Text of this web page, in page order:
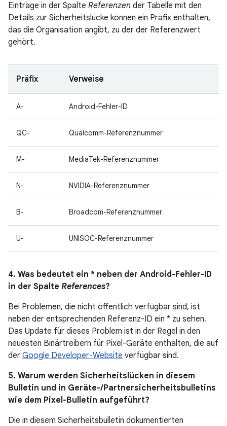
Einträge in der Spalte Referenzen der Tabelle mit den
Details zur Sicherheitslücke können ein Präfix enthalten,
das die Organisation angibt, zu der der Referenzwert
gehört.
Präfix Verweise
A- Android-Fehler-ID
QC- Qualcomm-Referenznummer
M- MediaTek-Referenznummer
N- NVIDIA-Referenznummer
B- Broadcom-Referenznummer
U- UNISOC-Referenznummer
4. Was bedeutet ein * neben der Android-Fehler-ID
in der Spalte References?
Bei Problemen, die nicht öffentlich verfügbar sind, ist
neben der entsprechenden Referenz-ID ein * zu sehen.
Das Update für dieses Problem ist in der Regel in den
neuesten Binärtreibern für Pixel-Geräte enthalten, die auf
der Google Developer-Website verfügbar sind.
5. Warum werden Sicherheitslücken in diesem
Bulletin und in Geräte-/Partnersicherheitsbulletins
wie dem Pixel-Bulletin aufgeführt?
Die in diesem Sicherheitsbulletin dokumentierten